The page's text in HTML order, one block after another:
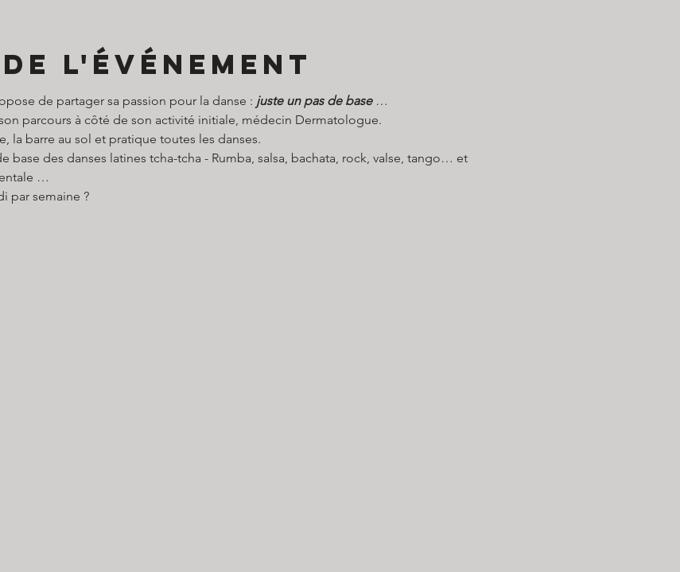
l'événement
de partager sa passion pour la danse : juste un pas de base …
parcours à côté de son activité initiale, médecin Dermatologue.
la barre au sol et pratique toutes les danses.
base des danses latines tcha-tcha - Rumba, salsa, bachata, rock, valse, tango… et
…
par semaine ?